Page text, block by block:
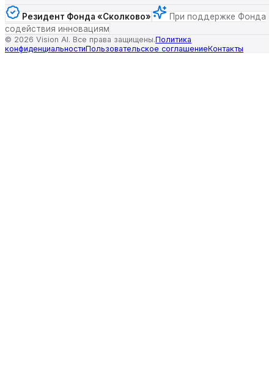
Резидент Фонда «Сколково»
При поддержке Фонда
содействия инновациям
© 2026 Vision AI. Все права защищены.Политика
конфиденциальностиПользовательское соглашениеКонтакты